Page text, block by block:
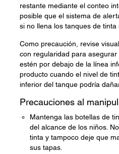
restante mediante el conteo
posible que el sistema de
si no llena los tanques de tinta
Como precaución, revise
con regularidad para
estén por debajo de la línea
producto cuando el nivel de
inferior del tanque podría
Precauciones al
Mantenga las botellas de
del alcance de los niños.
tinta y tampoco deje que
sus tapas.